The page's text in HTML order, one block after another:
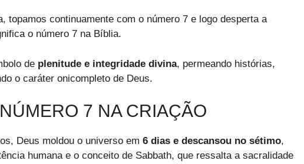
topamos continuamente com o número 7 e logo desperta a
o número 7 na Bíblia.
de plenitude e integridade divina, permeando histórias,
o caráter onicompleto de Deus.
7 NA CRIAÇÃO
Deus moldou o universo em 6 dias e descansou no sétimo,
humana e o conceito de Sabbath, que ressalta a sacralidade